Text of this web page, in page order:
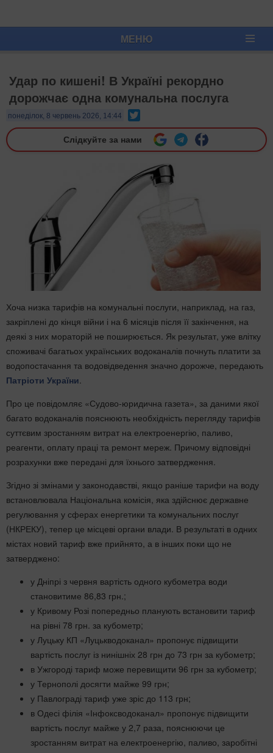
МЕНЮ
Удар по кишені! В Україні рекордно
дорожчає одна комунальна послуга
понеділок, 8 червень 2026, 14:44
Слідкуйте за нами
Хоча низка тарифів на комунальні послуги, наприклад, на газ,
закріплені до кінця війни і на 6 місяців після її закінчення, на
деякі з них мораторій не поширюється. Як результат, уже влітку
споживачі багатьох українських водоканалів почнуть платити за
водопостачання та водовідведення значно дорожче, передають
Патріоти України
Про це повідомляє «Судово-юридична газета», за даними якої
багато водоканалів пояснюють необхідність перегляду тарифів
суттєвим зростанням витрат на електроенергію, паливо,
реагенти, оплату праці та ремонт мереж. Причому відповідні
розрахунки вже передані для їхнього затвердження.
Згідно зі змінами у законодавстві, якщо раніше тарифи на воду
встановлювала Національна комісія, яка здійснює державне
регулювання у сферах енергетики та комунальних послуг
(НКРЕКУ), тепер це місцеві органи влади. В результаті в одних
містах новий тариф вже прийнято, а в інших поки що не
затверджено:
у Дніпрі з червня вартість одного кубометра води
становитиме 86,83 грн.;
у Кривому Розі попередньо планують встановити тариф
на рівні 78 грн. за кубометр;
у Луцьку КП «Луцькводоканал» пропонує підвищити
вартість послуг із нинішніх 28 грн до 73 грн за кубометр;
в Ужгороді тариф може перевищити 96 грн за кубометр;
у Тернополі досягти майже 99 грн;
у Павлограді тариф уже зріс до 113 грн;
в Одесі філія «Інфоксводоканал» пропонує підвищити
вартість послуг майже у 2,7 раза, пояснюючи це
зростанням витрат на електроенергію, паливо, заробітні